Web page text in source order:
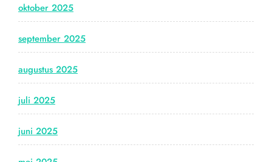
oktober 2025
september 2025
augustus 2025
juli 2025
juni 2025